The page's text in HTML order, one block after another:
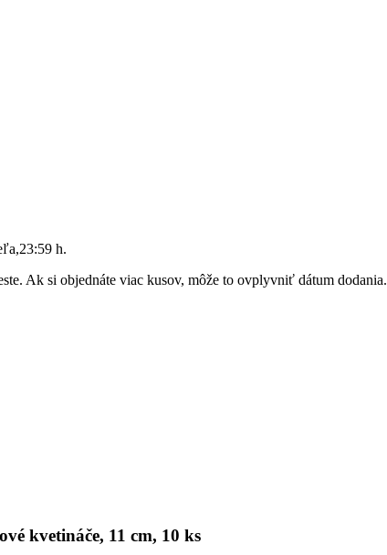
h.
Ak si objednáte viac kusov, môže to ovplyvniť dátum dodania.
kvetináče, 11 cm, 10 ks